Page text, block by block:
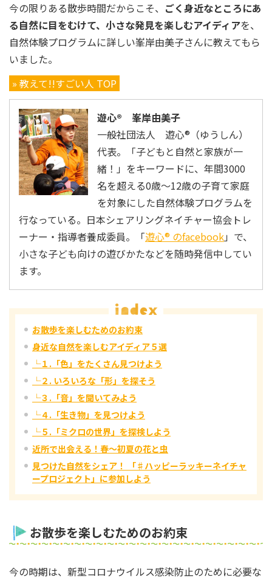
今の限りある散歩時間だからこそ、 ごく身近なところにあ
る自然に目をむけて、小さな発見を楽しむアイディアを、
自然体験プログラムに詳しい峯岸由美子さんに教えてもら
いました。
» 教えて!!すごい人 TOP
遊心® 峯岸由美子
一般社団法人 遊心®（ゆうしん）
代表。「子どもと自然と家族が一
緒！」をキーワードに、年間3000
名を超える0歳～12歳の子育て家庭
を対象にした自然体験プログラムを
行なっている。日本シェアリングネイチャー協会トレ
ーナー・指導者養成委員。「遊心® のfacebook」で、
小さな子ども向けの遊びかたなどを随時発信中してい
ます。
お散歩を楽しむためのお約束
身近な自然を楽しむアイディア５選
└１.「色」をたくさん見つけよう
└２. いろいろな「形」を探そう
└３.「音」を聞いてみよう
└４.「生き物」を見つけよう
└５.「ミクロの世界」を探検しよう
近所で出会える！春～初夏の花と虫
見つけた自然をシェア！ 「♯ハッピーラッキーネイチャ
ープロジェクト」に参加しよう
お散歩を楽しむためのお約束
今の時期は、新型コロナウイルス感染防止のために必要な